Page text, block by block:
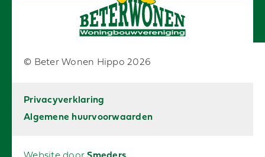
© Beter Wonen Hippo 2026
Privacyverklaring
Algemene huurvoorwaarden